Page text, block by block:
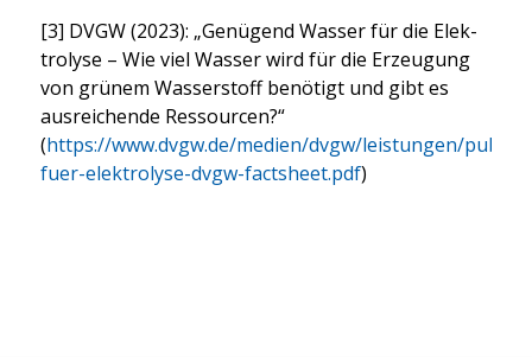
[3] DVGW (2023): „Genü­gend Was­ser für die Elek­
tro­ly­se – Wie viel Was­ser wird für die Erzeu­gung
von grü­nem Was­ser­stoff benö­tigt und gibt es
aus­rei­chen­de Res­sour­cen?“
(https://www.dvgw.de/medien/dvgw/leistungen/
fuer-elektrolyse-dvgw-factsheet.pdf)